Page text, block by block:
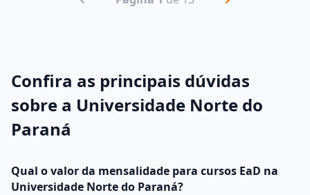
Confira as principais dúvidas
sobre a Universidade Norte do
Paraná
Qual o valor da mensalidade para cursos EaD na
Universidade Norte do Paraná?